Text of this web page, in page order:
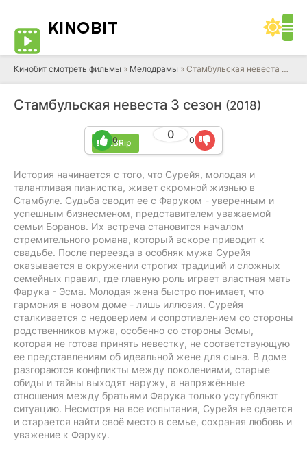
KINOBIT
Кинобит смотреть фильмы » Мелодрамы » Стамбульская невеста 3 сезон
Стамбульская невеста 3 сезон (2018)
WEBRip
0
0 0
История начинается с того, что Сурейя, молодая и
талантливая пианистка, живет скромной жизнью в
Стамбуле. Судьба сводит ее с Фаруком - уверенным и
успешным бизнесменом, представителем уважаемой
семьи Боранов. Их встреча становится началом
стремительного романа, который вскоре приводит к
свадьбе. После переезда в особняк мужа Сурейя
оказывается в окружении строгих традиций и сложных
семейных правил, где главную роль играет властная мать
Фарука - Эсма. Молодая жена быстро понимает, что
гармония в новом доме - лишь иллюзия. Сурейя
сталкивается с недоверием и сопротивлением со стороны
родственников мужа, особенно со стороны Эсмы,
которая не готова принять невестку, не соответствующую
ее представлениям об идеальной жене для сына. В доме
разгораются конфликты между поколениями, старые
обиды и тайны выходят наружу, а напряжённые
отношения между братьями Фарука только усугубляют
ситуацию. Несмотря на все испытания, Сурейя не сдается
и старается найти своё место в семье, сохраняя любовь и
уважение к Фаруку.